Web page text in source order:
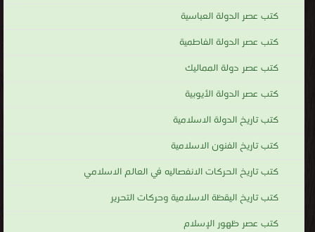
كتب عصر الدولة العباسية
كتب عصر الدولة الفاطمية
كتب عصر دولة المماليك
كتب عصر الدولة الأيوبية
كتب تاريخ الدولة الاسلامية
كتب تاريخ الفنون الاسلامية
كتب تاريخ الحركات الانفصاليه في العالم الاسلامي
كتب تاريخ اليقظة الاسلامية وحركات التحرير
كتب عصر ظهور الإسلام